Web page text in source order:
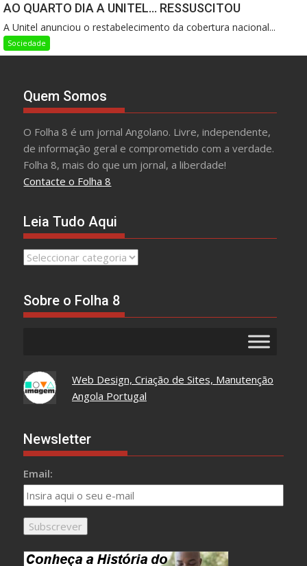
AO QUARTO DIA A UNITEL… RESSUSCITOU
A Unitel anunciou o restabelecimento da cobertura nacional...
Sociedade
Quem Somos
O Folha 8 é um jornal Angolano. Livre, independente,
de informação geral e comprometido com a verdade.
Folha 8, mais do que um jornal, a liberdade!
Contacte o Folha 8
Leia Tudo Aqui
Leia
Sobre o Folha 8
Web Design, Criação de Sites, Manutenção
Angola Portugal
Newsletter
Email: